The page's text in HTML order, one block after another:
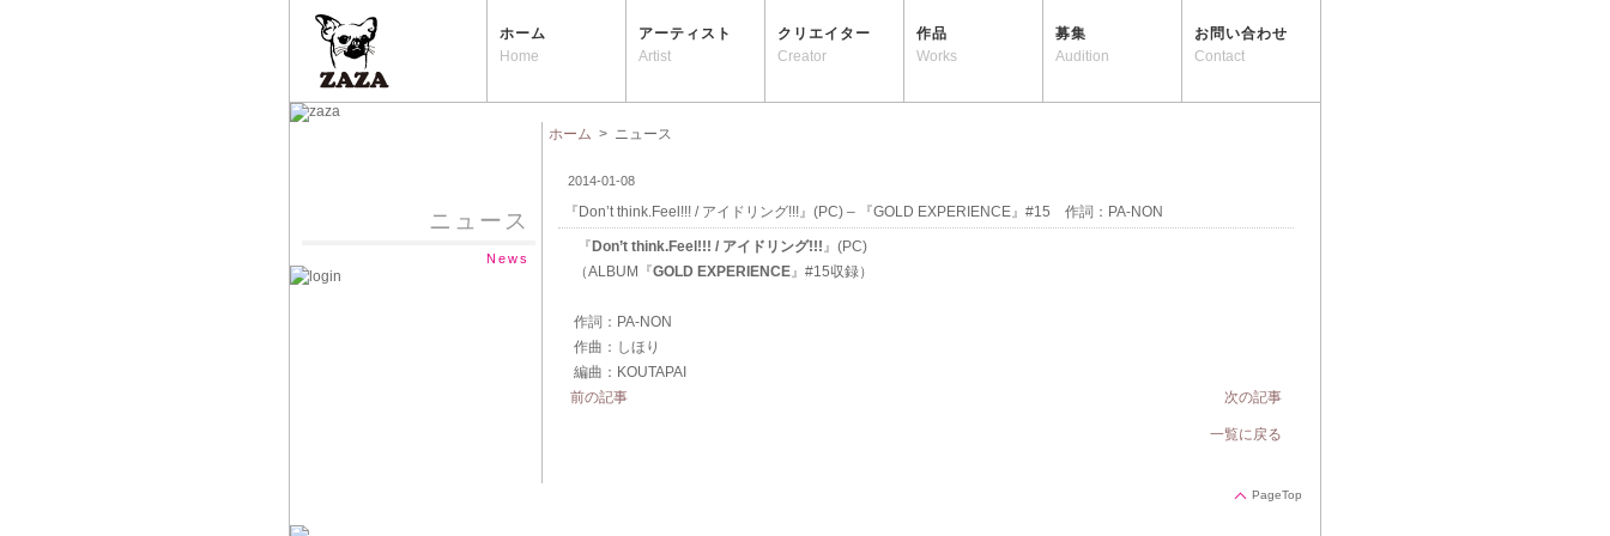
ホーム
Home
アーティスト
Artist
クリエイター
Creator
作品
Works
募集
Audition
お問い合わせ
Contact
ニュース
News
ホーム > ニュース
2014-01-08
『Don’t think.Feel!!! / アイドリング!!!』(PC) – 『GOLD EXPERIENCE』#15 作詞：PA-NON
『 Don’t think.Feel!!! / アイドリング!!! 』(PC)
（ALBUM『GOLD EXPERIENCE』#15収録）
作詞：PA-NON
作曲：しほり
編曲：KOUTAPAI
前の記事
次の記事
一覧に戻る
PageTop